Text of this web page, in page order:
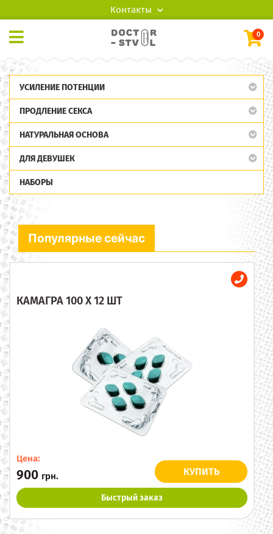
Контакты
0
УСИЛЕНИЕ ПОТЕНЦИИ
ПРОДЛЕНИЕ СЕКСА
НАТУРАЛЬНАЯ ОСНОВА
ДЛЯ ДЕВУШЕК
НАБОРЫ
Популярные сейчас
КАМАГРА 100 X 12 ШТ
Цена:
900 грн. КУПИТЬ
Быстрый заказ